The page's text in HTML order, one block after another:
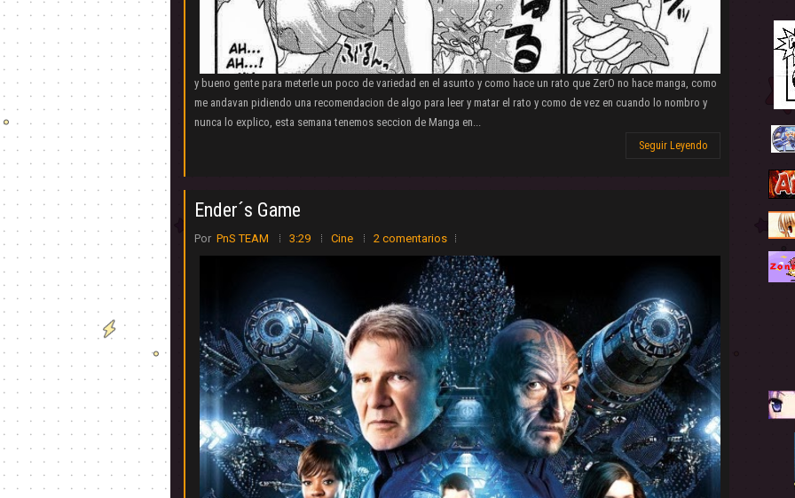
y bueno gente para meterle un poco de variedad en el asunto y como hace un rato que ZerO no hace manga, como
me andavan pidiendo una recomendacion de algo para leer y matar el rato y como de vez en cuando lo nombro y
nunca lo explico, esta semana tenemos seccion de Manga en...
Seguir Leyendo
Ender´s Game
Por PnS TEAM 3:29 Cine 2 comentarios